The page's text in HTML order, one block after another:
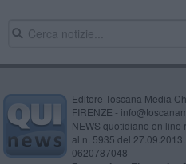
Editore Toscana Media
FIRENZE -
NEWS quotidiano on line
al n. 5935 del
0620787048